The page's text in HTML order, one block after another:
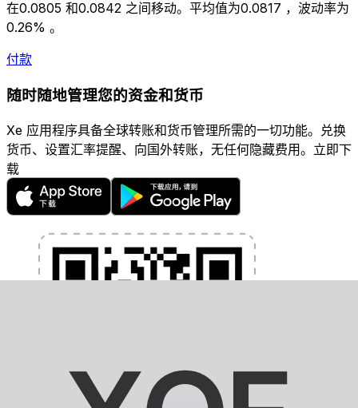
在0.0805 和0.0842 之间移动。平均值为0.0817 ，波动率为
0.26% 。
付款
随时随地管理您的资金和货币
Xe 应用程序具备全球转账和货币管理所需的一切功能。兑换
货币、设置汇率提醒、向国外转账，无任何隐藏费用。立即下
载